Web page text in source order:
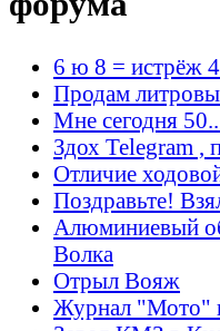
6 ю 8 = истрёж
Продам
Мне сегодня 50...
Здох Telegram ,
Отличие
Поздравьте!
Алюминиевый
Волка
Отрыл Вояж
Журнал "Мото"